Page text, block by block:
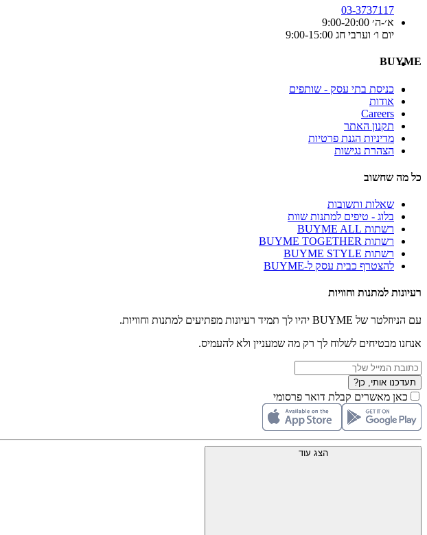
03-3737117
א׳-ה׳ 9:00-20:00
יום ו׳ וערבי חג 9:00-15:00
BUYME
כניסת בתי עסק - שותפים
אודות
Careers
תקנון האתר
מדיניות הגנת פרטיות
הצהרת נגישות
כל מה שחשוב
שאלות ותשובות
בלוג - טיפים למתנות שוות
רשתות BUYME ALL
רשתות BUYME TOGETHER
רשתות BUYME STYLE
להצטרף כבית עסק ל-BUYME
רעיונות למתנות וחוויות
עם הניוזלטר של BUYME יהיו לך תמיד רעיונות מפתיעים למתנות וחוויות.
אנחנו מבטיחים לשלוח לך רק מה שמעניין ולא להעמיס.
תעדכנו אותי, כן?
כאן מאשרים קבלת דואר פרסומי
הצג עוד